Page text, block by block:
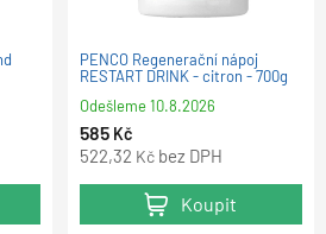
PENCO Regenerační nápoj
RESTART DRINK - citron - 700g
Odešleme10.8.2026
585 Kč
522,32 Kč bez DPH
Koupit